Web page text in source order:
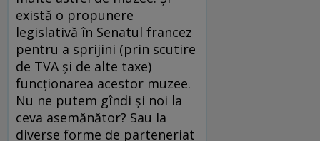
există o propunere
legislativă în Senatul francez
pentru a sprijini (prin scutire
de TVA şi de alte taxe)
funcţionarea acestor muzee.
Nu ne putem gîndi şi noi la
ceva asemănător? Sau la
diverse forme de parteneriat